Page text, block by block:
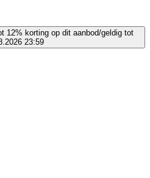
12% korting op dit aanbod/geldig tot
23:59